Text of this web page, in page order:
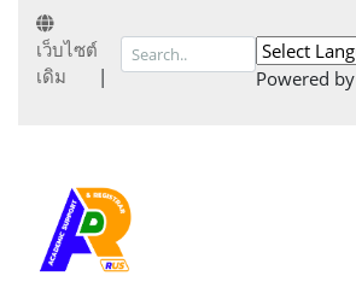
เว็บไซต์
เดิม
| Powered by